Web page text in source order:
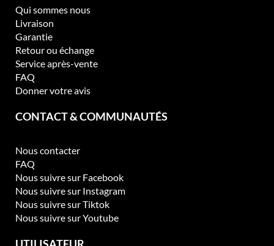
Qui sommes nous
Livraison
Garantie
Retour ou échange
Service après-vente
FAQ
Donner votre avis
CONTACT & COMMUNAUTÉS
Nous contacter
FAQ
Nous suivre sur Facebook
Nous suivre sur Instagram
Nous suivre sur Tiktok
Nous suivre sur Youtube